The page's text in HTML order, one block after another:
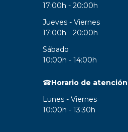
17:00h - 20:00h
Jueves - Viernes
17:00h - 20:00h
Sábado
10:00h - 14:00h
☎Horario de
Lunes - Viernes
10:00h - 13:30h